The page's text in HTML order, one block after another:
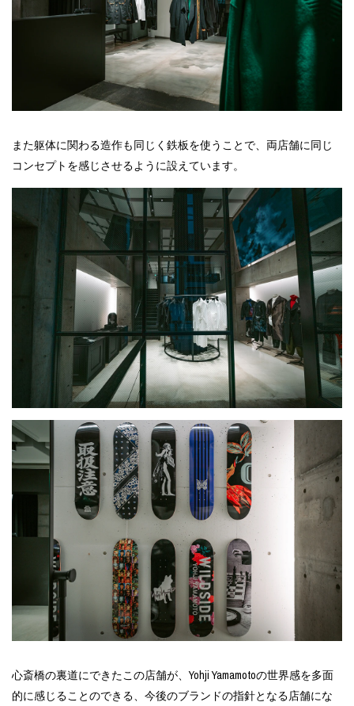
また躯体に関わる造作も同じく鉄板を使うことで、両店舗に同じ
コンセプトを感じさせるように設えています。
心斎橋の裏道にできたこの店舗が、Yohji Yamamotoの世界感を多面
的に感じることのできる、今後のブランドの指針となる店舗にな